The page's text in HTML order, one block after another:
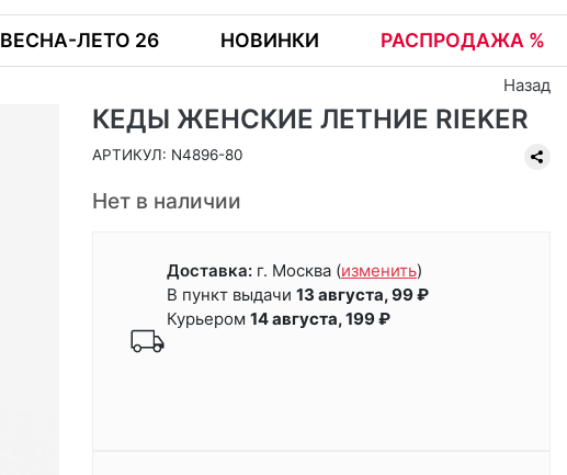
ВЕСНА-ЛЕТО 26 НОВИНКИ РАСПРОДАЖА %
Назад
КЕДЫ ЖЕНСКИЕ ЛЕТНИЕ RIEKER
АРТИКУЛ: N4896-80
Нет в наличии
Доставка: г. Москва (изменить)
В пункт выдачи 13 августа, 99 ₽
Курьером 14 августа, 199 ₽